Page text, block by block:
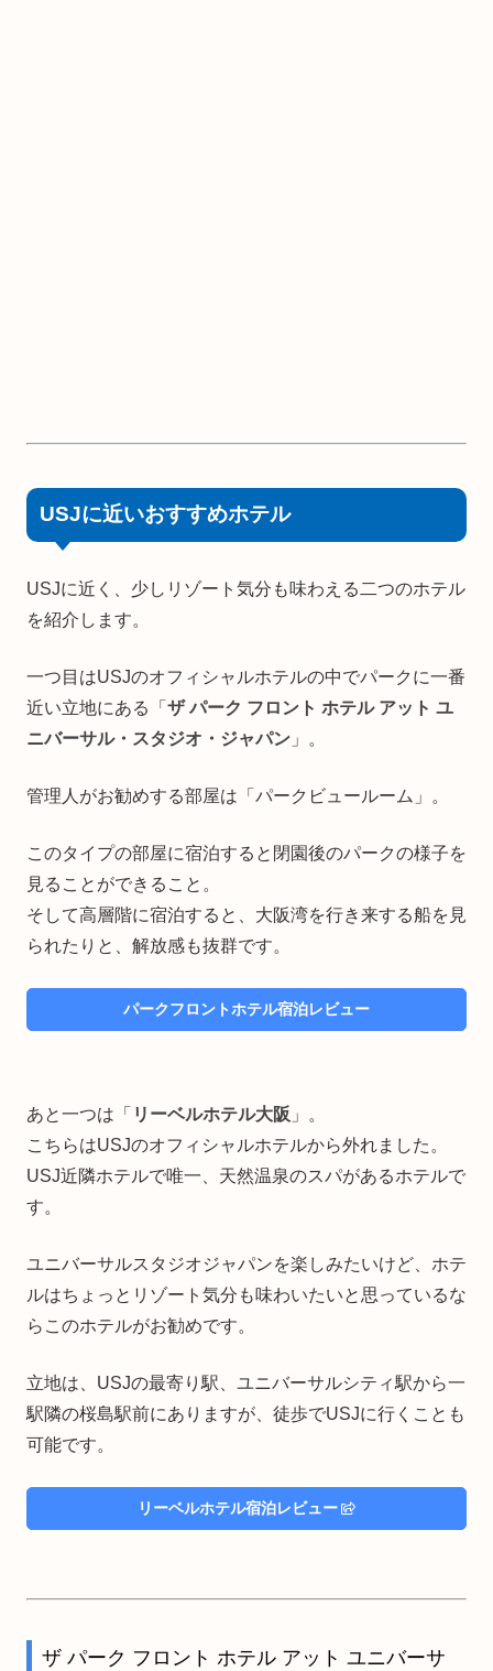
USJに近いおすすめホテル
USJに近く、少しリゾート気分も味わえる二つのホテル
を紹介します。
一つ目はUSJのオフィシャルホテルの中でパークに一番
近い立地にある「 ザ パーク フロント ホテル アット ユ
ニバーサル・スタジオ・ジャパン 」。
管理人がお勧めする部屋は「パークビュールーム」。
このタイプの部屋に宿泊すると閉園後のパークの様子を
見ることができること。
そして高層階に宿泊すると、大阪湾を行き来する船を見
られたりと、解放感も抜群です。
パークフロントホテル宿泊レビュー
あと一つは「 リーベルホテル大阪 」。
こちらはUSJのオフィシャルホテルから外れました。
USJ近隣ホテルで唯一、天然温泉のスパがあるホテルで
す。
ユニバーサルスタジオジャパンを楽しみたいけど、ホテ
ルはちょっとリゾート気分も味わいたいと思っているな
らこのホテルがお勧めです。
立地は、USJの最寄り駅、ユニバーサルシティ駅から一
駅隣の桜島駅前にありますが、徒歩でUSJに行くことも
可能です。
リーベルホテル宿泊レビュー
ザ パーク フロント ホテル アット ユニバーサ